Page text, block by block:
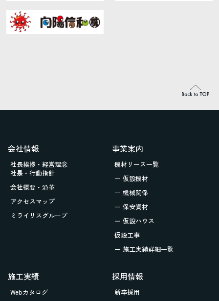
会社情報
社長挨拶・経営理念
社是・行動指針
会社概要・沿革
アクセスマップ
ミライリスグループ
事業案内
機材リース一覧
ー 仮設機材
ー 機械関係
ー 保安資材
ー 仮設ハウス
仮設工事
ー 施工実績詳細一覧
施工実績
Webカタログ
採用情報
新卒採用